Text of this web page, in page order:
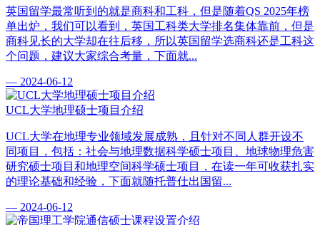
英国留学最常听到的就是商科和工科，但是随着QS 2025年榜
单出炉，我们可以看到，英国工科类大学排名集体靠前，但是
商科见长的大学却在往后移，所以英国留学选商科还是工科这
个问题，建议大家综合考量，下面就...
— 2024-06-12
UCL大学地理硕士项目介绍
UCL大学在地理专业领域发展成熟，且针对不同人群开设不
同项目，包括：社会与地理数据科学硕士项目、地球物理危害
研究硕士项目和地理空间科学硕士项目，在读一年可收获扎实
的理论基础和经验，下面就随托普仕出国留...
— 2024-06-12